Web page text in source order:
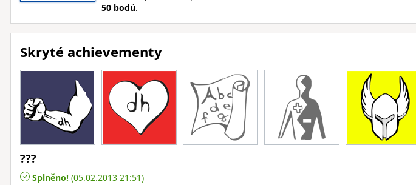
50 bodů.
Skryté achievementy
???
Splněno! (05.02.2013 21:51)